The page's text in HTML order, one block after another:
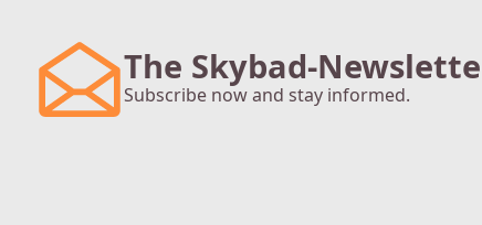
The Skybad-
Subscribe now and stay informed.